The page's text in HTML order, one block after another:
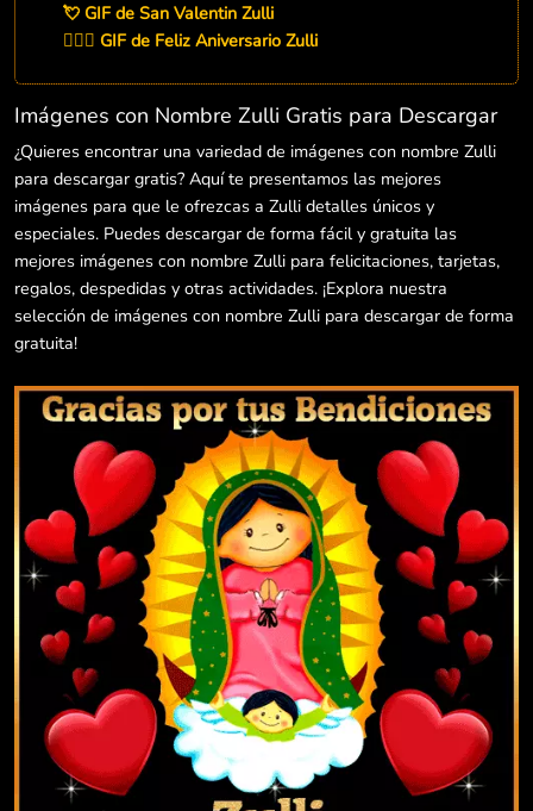
💘 GIF de San Valentin Zulli
👨‍❤️‍👨 GIF de Feliz Aniversario Zulli
Imágenes con Nombre Zulli Gratis para Descargar
¿Quieres encontrar una variedad de imágenes con nombre Zulli
para descargar gratis? Aquí te presentamos las mejores
imágenes para que le ofrezcas a Zulli detalles únicos y
especiales. Puedes descargar de forma fácil y gratuita las
mejores imágenes con nombre Zulli para felicitaciones, tarjetas,
regalos, despedidas y otras actividades. ¡Explora nuestra
selección de imágenes con nombre Zulli para descargar de forma
gratuita!